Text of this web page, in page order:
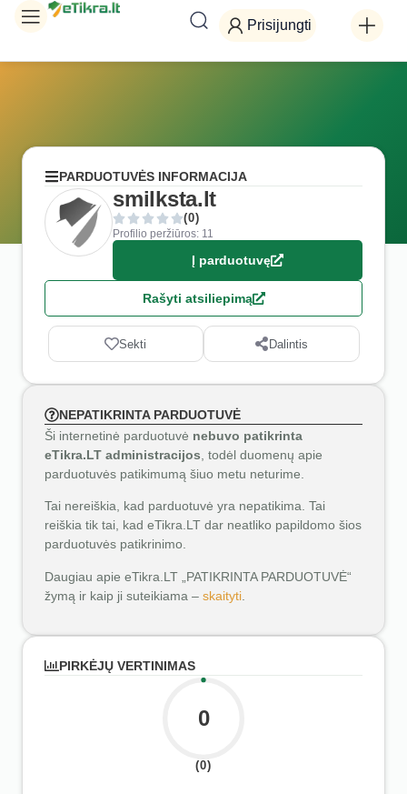
Prisijungti
PARDUOTUVĖS INFORMACIJA
smilksta.lt
(0)
Profilio peržiūros: 11
Į parduotuvę
Rašyti atsiliepimą
Sekti Dalintis
NEPATIKRINTA PARDUOTUVĖ
Ši internetinė parduotuvė nebuvo patikrinta
eTikra.LT administracijos , todėl duomenų apie
parduotuvės patikimumą šiuo metu neturime.
Tai nereiškia, kad parduotuvė yra nepatikima. Tai
reiškia tik tai, kad eTikra.LT dar neatliko papildomo šios
parduotuvės patikrinimo.
Daugiau apie eTikra.LT „PATIKRINTA PARDUOTUVĖ“
žymą ir kaip ji suteikiama – skaityti
PIRKĖJŲ VERTINIMAS
0
(0)